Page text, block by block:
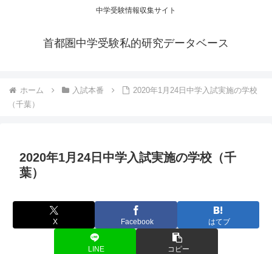
中学受験情報収集サイト
首都圏中学受験私的研究データベース
ホーム 入試本番
2020年1月24日中学入試実施の学校
（千葉）
2020年1月24日中学入試実施の学校（千
葉）
X Facebook はてブ
LINE コピー